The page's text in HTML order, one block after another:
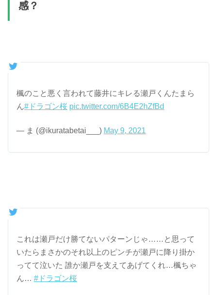
感？
楓のこと悪く言われて藤井にキレる瀬戸くんたまら
ん#ドラゴン桜 pic.twitter.com/6B4E2hZfBd
— ま (@ikuratabetai___) May 9, 2021
これは瀬戸だけ勝てないパターンじゃ……と思って
いたらまさかのそれ以上のピンチが瀬戸に降り掛か
ってて泣いた 誰か瀬戸を支えてあげてくれ…楓ちゃ
ん…#ドラゴン桜